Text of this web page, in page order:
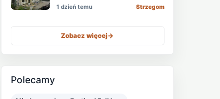
1 dzień temu Strzegom
Zobacz więcej->
Polecamy